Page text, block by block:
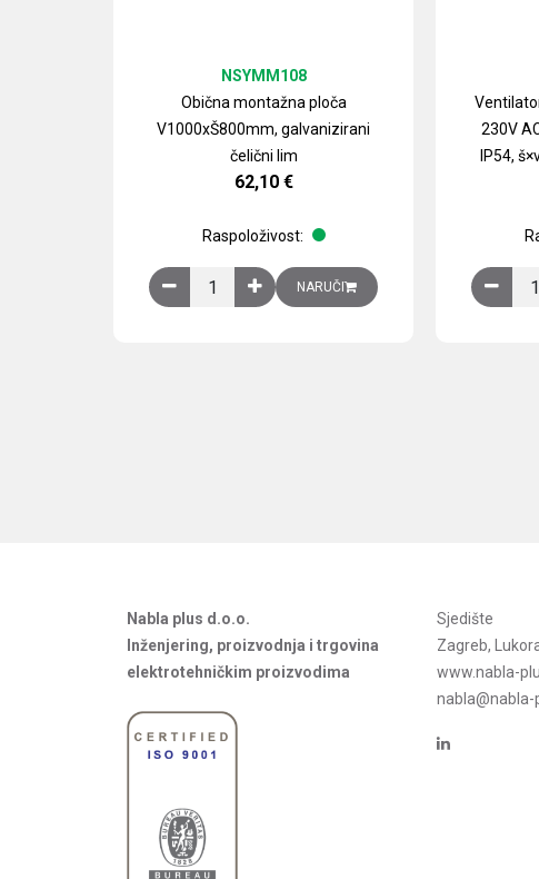
Obična montažna ploča
V1000xŠ800mm, galvanizirani
čelični lim
NSYMM108
62,10 €
Raspoloživost:
Obična montažna ploča V1000xŠ800mm,
NARUČI
230V
IP54,
Nabla plus d.o.o.
Inženjering, proizvodnja i trgovina
elektrotehničkim proizvodima
Sjedište
Zagreb,
www.nabla-
nabla@nabla-